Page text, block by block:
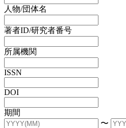
人物/団体名
著者ID/研究者番号
所属機関
ISSN
DOI
期間
〜